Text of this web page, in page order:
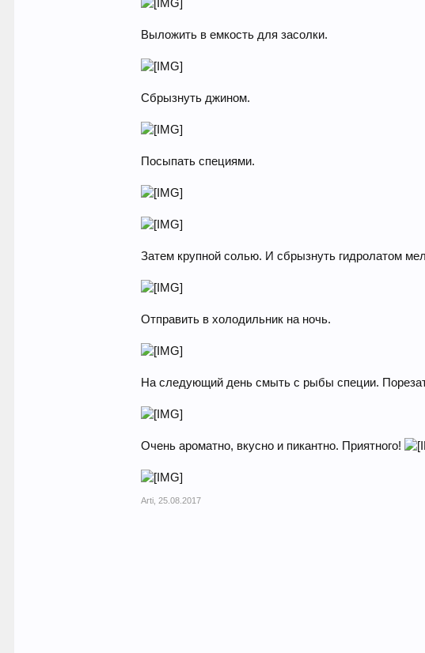
Выложить в емкость для засолки.
Сбрызнуть джином.
Посыпать специями.
Затем крупной солью. И сбрызнуть гидролатом
Отправить в холодильник на ночь.
На следующий день смыть с рыбы специи.
Очень ароматно, вкусно и пикантно. Приятного!
Arti 25.08.2017